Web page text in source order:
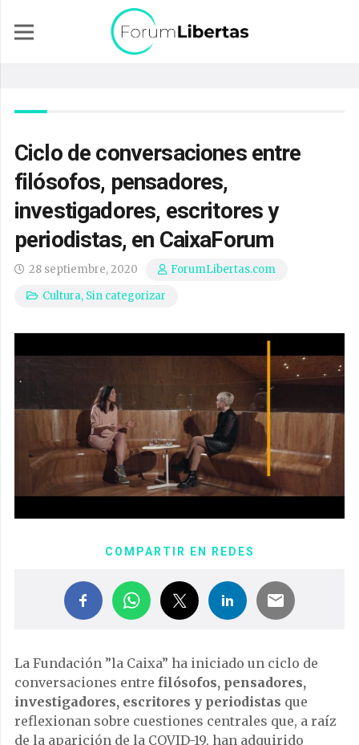
Ciclo de conversaciones entre
filósofos, pensadores,
investigadores, escritores y
periodistas, en CaixaForum
28 septiembre, 2020
ForumLibertas.com
Cultura, Sin categorizar
COMPARTIR EN REDES
La Fundación ”la Caixa” ha iniciado un ciclo de
conversaciones entre filósofos, pensadores,
investigadores, escritores y periodistas que
reflexionan sobre cuestiones centrales que, a raíz
de la aparición de la COVID-19, han adquirido